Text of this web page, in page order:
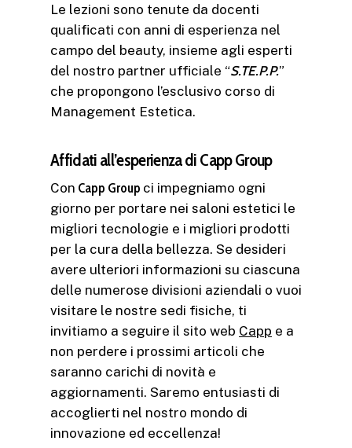
Le lezioni sono tenute da docenti
qualificati con anni di esperienza nel
campo del beauty, insieme agli esperti
del nostro partner ufficiale “S.TE.P.P.”
che propongono l’esclusivo corso di
Management Estetica.
Affidati all’esperienza di Capp Group
Con Capp Group ci impegniamo ogni
giorno per portare nei saloni estetici le
migliori tecnologie e i migliori prodotti
per la cura della bellezza. Se desideri
avere ulteriori informazioni su ciascuna
delle numerose divisioni aziendali o vuoi
visitare le nostre sedi fisiche, ti
invitiamo a seguire il sito web Capp e a
non perdere i prossimi articoli che
saranno carichi di novità e
aggiornamenti. Saremo entusiasti di
accoglierti nel nostro mondo di
innovazione ed eccellenza!